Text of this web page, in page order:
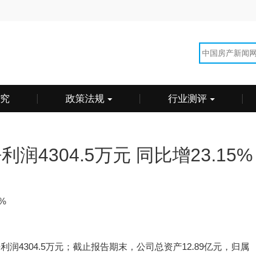
政策法规 行业测评
润4304.5万元 同比增23.15%
润4304.5万元；截止报告期末，公司总资产12.89亿元，归属